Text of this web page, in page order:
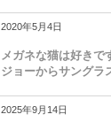
2020年5月4日
メガネな猫は好きで
ジョーからサングラ
2025年9月14日